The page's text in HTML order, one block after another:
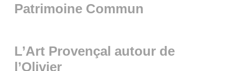
Patrimoine Commun
L’Art Provençal autour de
l’Olivier